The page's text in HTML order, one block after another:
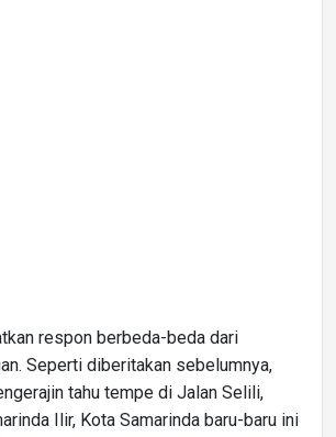
respon berbeda-beda dari
Seperti diberitakan sebelumnya,
tahu tempe di Jalan Selili,
Ilir, Kota Samarinda baru-baru ini